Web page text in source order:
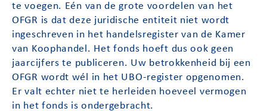
te voegen. Eén van de grote voordelen van het
OFGR is dat deze juridische entiteit niet wordt
ingeschreven in het handelsregister van de Kamer
van Koophandel. Het fonds hoeft dus ook geen
jaarcijfers te publiceren. Uw betrokkenheid bij een
OFGR wordt wél in het UBO-register opgenomen.
Er valt echter niet te herleiden hoeveel vermogen
in het fonds is ondergebracht.